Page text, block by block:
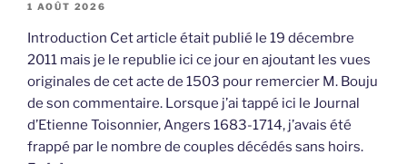
1 AOÛT 2026
Introduction Cet article était publié le 19 décembre
2011 mais je le republie ici ce jour en ajoutant les vues
originales de cet acte de 1503 pour remercier M. Bouju
de son commentaire. Lorsque j’ai tappé ici le Journal
d’Etienne Toisonnier, Angers 1683-1714, j’avais été
frappé par le nombre de couples décédés sans hoirs.